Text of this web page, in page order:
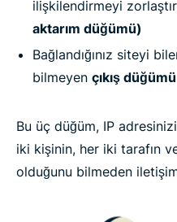
ilişkilendirmeyi
aktarım düğümü)
Bağlandığınız siteyi
bilmeyen çıkış düğümü
Bu üç düğüm, IP
iki kişinin, her iki tarafın
olduğunu bilmeden